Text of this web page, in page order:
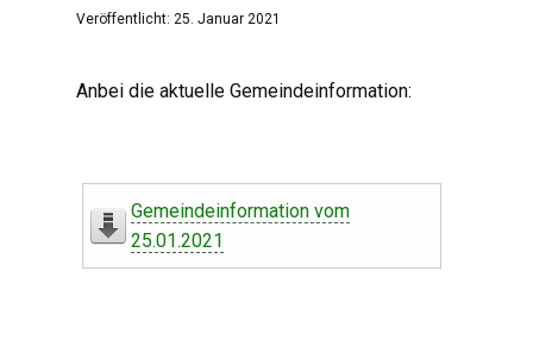
Veröffentlicht: 25. Januar 2021
Anbei die aktuelle Gemeindeinformation:
Gemeindeinformation vom
25.01.2021